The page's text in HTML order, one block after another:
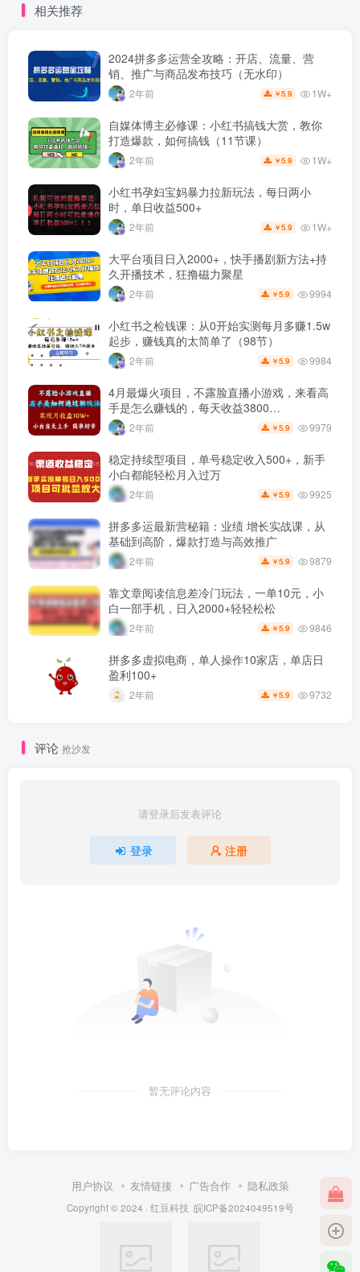
相关推荐
2024拼多多运营全攻略：开店、流量、营
销、推广与商品发布技巧（无水印）
2年前 ￥5.9 1W+
自媒体博主必修课：小红书搞钱大赏，教你
打造爆款，如何搞钱（11节课）
2年前 ￥5.9 1W+
小红书孕妇宝妈暴力拉新玩法，每日两小
时，单日收益500+
2年前 ￥5.9 1W+
大平台项目日入2000+，快手播剧新方法+持
久开播技术，狂撸磁力聚星
2年前 ￥5.9 9994
小红书之检钱课：从0开始实测每月多赚1.5w
起步，赚钱真的太简单了（98节）
2年前 ￥5.9 9984
4月最爆火项目，不露脸直播小游戏，来看高
手是怎么赚钱的，每天收益3800…
2年前 ￥5.9 9979
稳定持续型项目，单号稳定收入500+，新手
小白都能轻松月入过万
2年前 ￥5.9 9925
拼多多运最新营秘籍：业绩 增长实战课，从
基础到高阶，爆款打造与高效推广
2年前 ￥5.9 9879
靠文章阅读信息差冷门玩法，一单10元，小
白一部手机，日入2000+轻轻松松
2年前 ￥5.9 9846
拼多多虚拟电商，单人操作10家店，单店日
盈利100+
2年前 ￥5.9 9732
评论 抢沙发
请登录后发表评论
登录 注册
暂无评论内容
用户协议 友情链接 广告合作 隐私政策
Copyright © 2024 · 红豆科技 皖ICP备2024049519号